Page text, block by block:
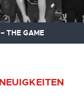
THE GAME
NEUIGKEITEN